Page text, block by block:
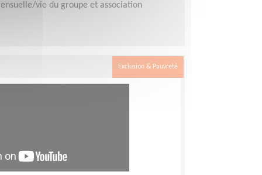
vie du groupe et association
Exclusion & Pauvreté